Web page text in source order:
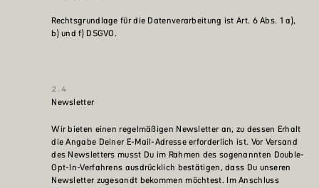
Rechtsgrundlage für die Datenverarbeitung ist Art. 6 Abs. 1 a),
b) und f) DSGVO.
Newsletter
Wir bieten einen regelmäßigen Newsletter an, zu dessen Erhalt
die Angabe Deiner E-Mail-Adresse erforderlich ist. Vor Versand
des Newsletters musst Du im Rahmen des sogenannten Double-
Opt-In-Verfahrens ausdrücklich bestätigen, dass Du unseren
Newsletter zugesandt bekommen möchtest. Im Anschluss